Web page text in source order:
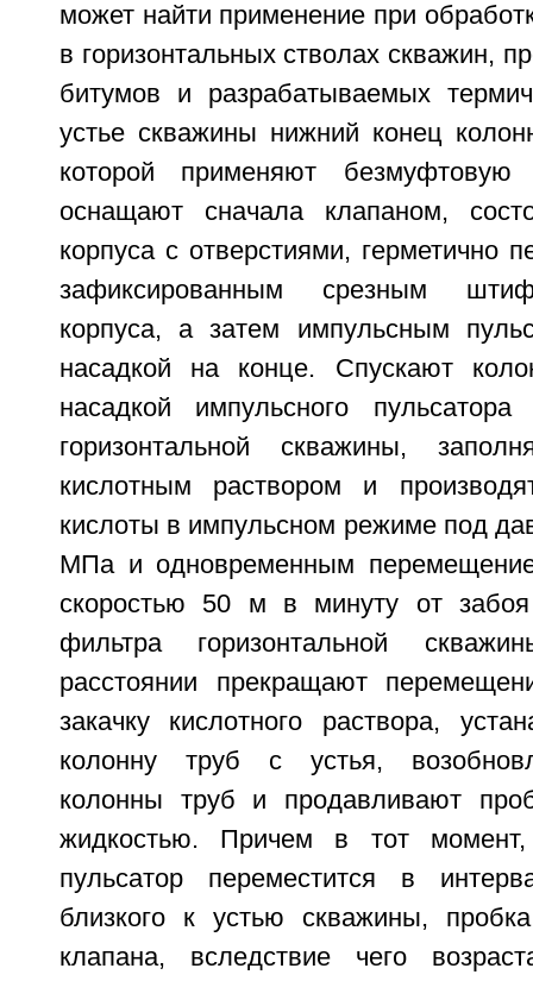
может найти применение при
в горизонтальных стволах скважин,
битумов и разрабатываемых
устье скважины нижний конец
которой применяют безмуфтовую
оснащают сначала клапаном,
корпуса с отверстиями, герметично
зафиксированным срезным
корпуса, а затем импульсным
насадкой на конце. Спускают
насадкой импульсного
горизонтальной скважины,
кислотным раствором и
кислоты в импульсном режиме под
МПа и одновременным
скоростью 50 м в минуту от
фильтра горизонтальной
расстоянии прекращают
закачку кислотного раствора,
колонну труб с устья,
колонны труб и продавливают
жидкостью. Причем в тот момент,
пульсатор переместится в
близкого к устью скважины,
клапана, вследствие чего